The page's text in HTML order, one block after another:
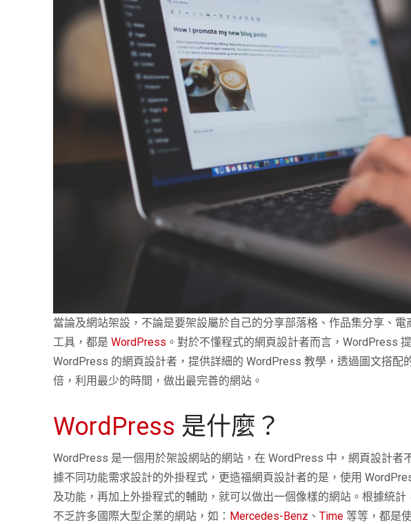
當論及網站架設，不論是要架設屬於自己的分享部落格、作品集分享、
工具，都是WordPress 。對於不懂程式的網頁設計者而言，WordPress
WordPress 的網頁設計者，提供詳細的 WordPress 教學，透過圖文搭
倍，利用最少的時間，做出最完善的網站。
WordPress 是什麼？
WordPress 是一個用於架設網站的網站，在 WordPress 中，網頁設計
據不同功能需求設計的外掛程式，更造福網頁設計者的是，使用
及功能，再加上外掛程式的輔助，就可以做出一個像樣的網站。根據統計
不乏許多國際大型企業的網站，如： Mercedes-Benz 、Time 等等，都是